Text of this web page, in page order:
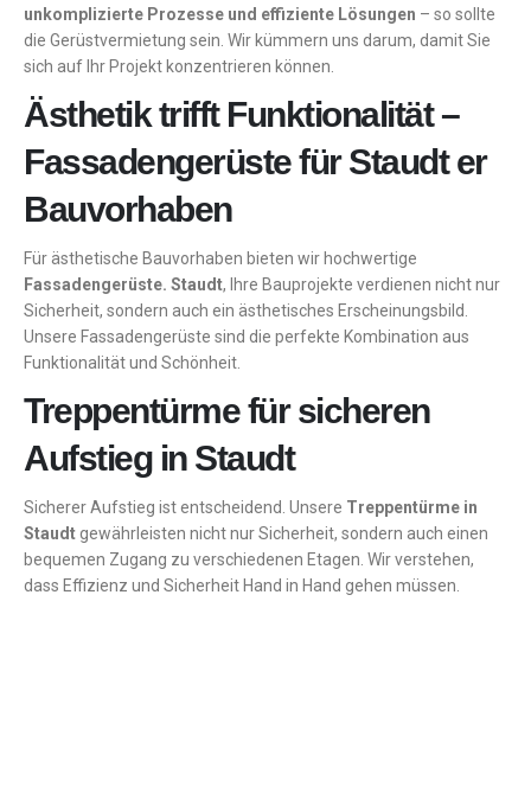
unkomplizierte Prozesse und effiziente Lösungen – so sollte
die Gerüstvermietung sein. Wir kümmern uns darum, damit Sie
sich auf Ihr Projekt konzentrieren können.
Ästhetik trifft Funktionalität –
Fassadengerüste für Staudt er
Bauvorhaben
Für ästhetische Bauvorhaben bieten wir hochwertige
Fassadengerüste. Staudt, Ihre Bauprojekte verdienen nicht nur
Sicherheit, sondern auch ein ästhetisches Erscheinungsbild.
Unsere Fassadengerüste sind die perfekte Kombination aus
Funktionalität und Schönheit.
Treppentürme für sicheren
Aufstieg in Staudt
Sicherer Aufstieg ist entscheidend. Unsere Treppentürme in
Staudt gewährleisten nicht nur Sicherheit, sondern auch einen
bequemen Zugang zu verschiedenen Etagen. Wir verstehen,
dass Effizienz und Sicherheit Hand in Hand gehen müssen.